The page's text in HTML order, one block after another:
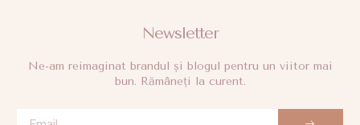
Newsletter
Ne-am reimaginat brandul și blogul pentru un viitor mai
bun. Rămâneți la curent.